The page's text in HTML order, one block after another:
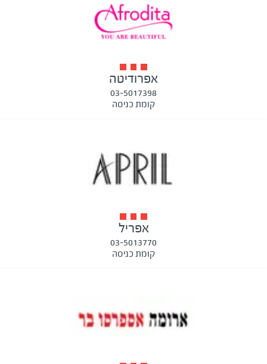
אפרודיטה
03-5017398
קומת כניסה
אפריל
03-5013770
קומת כניסה